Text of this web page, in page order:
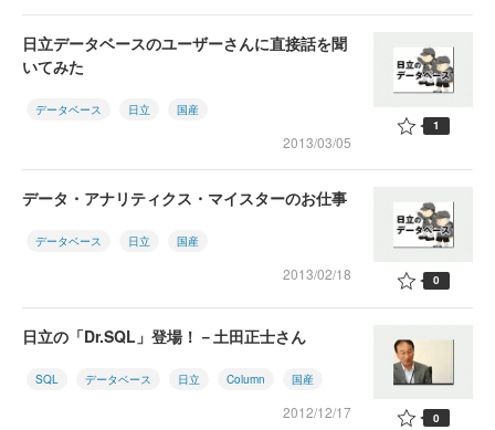
日立データベースのユーザーさんに直接話を聞
いてみた
データベース 日立 国産
2013/03/05
1
データ・アナリティクス・マイスターのお仕事
データベース 日立 国産
2013/02/18 0
日立の「Dr.SQL」登場！－土田正士さん
SQL データベース 日立 Column 国産
2012/12/17 0